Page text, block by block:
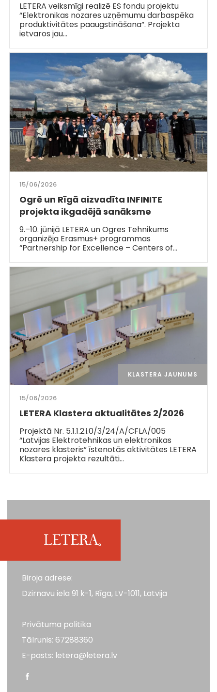
LETERA veiksmīgi realizē ES fondu projektu
“Elektronikas nozares uzņēmumu darbaspēka
produktivitātes paaugstināšana”. Projekta
ietvaros jau…
15/06/2026
Ogrē un Rīgā aizvadīta INFINITE
projekta ikgadējā sanāksme
9.–10. jūnijā LETERA un Ogres Tehnikums
organizēja Erasmus+ programmas
“Partnership for Excellence – Centers of…
KLASTERA JAUNUMS
15/06/2026
LETERA Klastera aktualitātes 2/2026
Projektā Nr. 5.1.1.2.i.0/3/24/A/CFLA/005
“Latvijas Elektrotehnikas un elektronikas
nozares klasteris” īstenotās aktivitātes LETERA
Klastera projekta rezultāti…
Biroja adrese:
Dzirnavu iela 91 k-1, Rīga, LV-1011, Latvija
Privātuma politika
Tālrunis: 67288360
E-pasts: letera@letera.lv